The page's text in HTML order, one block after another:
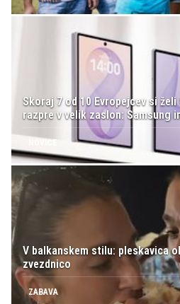
Skoraj 7 od 10 Evropejcev si
razpre v velik zaslon: Samsung
V balkanskem stilu: pleskavica
zvezdnico
ZABAVA